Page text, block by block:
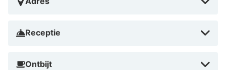
Receptie
Ontbijt